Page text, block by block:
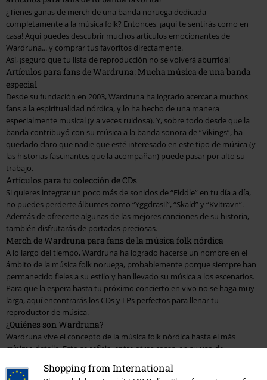
Shopping from International
¿Tienes ganas de merch de una banda noruega dedicada
completamente a la música folk? Entonces, ¡aquí te sentirás como en
casa! Aquí puedes descubrir muchos artículos emocionantes de
Wardruna... y comprar tus favoritos directamente.
Así, ¡seguro que tu lista de reproducción no se volverá aburrida!
Artículos para fans de Wardruna: Mucha música de una banda
especial
Desde su fundación en 2003, Wardruna ha logrado acercar a muchos
fans a la espiritualidad nórdica, y lo ha hecho de una manera
especialmente musical (y a veces ruidosa). Y, sobre todo desde que la
banda contribuyó con su música a la banda sonora de “Vikings”, ha
quedado claro que nadie que esté interesado en este tipo de música (y
las historias fascinantes que la acompañan) puede pasar por alto su
trabajo.
Artículos para tu colección de CDs
Si quieres integrar un poco más de sonidos de “Fiddle” en tu día a día,
no puedes perderte álbumes como “Yggdrasil”, “Skald” y “Kvitravn”.
Además de ofrecerte algunas de las mejores canciones de su historia,
también disfrutarás de portadas preciosas.
Merch de Wardruna para fans de la música folk nórdica
A lo largo del tiempo, Wardruna ha logrado hacerse un nombre en el
ámbito de la música folk noruega, probablemente porque siempre han
permanecido fieles a su estilo y han llevado su música a los escenarios.
Para que la espera hasta tu próximo concierto en vivo no se haga muy
larga, aquí encontrarás los CDs y LPs perfectos para llenar tu
reproductor de música.
¿Quiénes son Wardruna?
Wardruna vive el concepto de la música folk nórdica hasta el más
mínimo detalle. Esto se refleja, entre otras cosas, en su uso de
Si no has encontrado todo lo que buscas en esta página y sientes